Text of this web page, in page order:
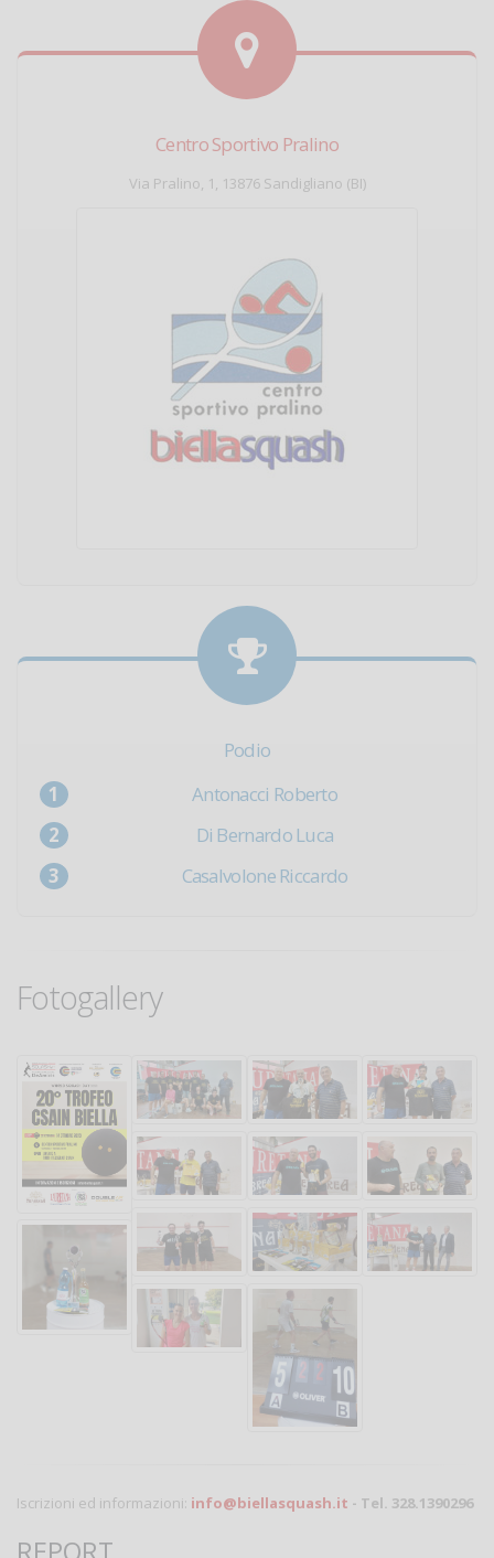
Centro Sportivo Pralino
Via Pralino, 1, 13876 Sandigliano (BI)
Podio
Antonacci Roberto
Di Bernardo Luca
Casalvolone Riccardo
Fotogallery
Iscrizioni ed informazioni: info@biellasquash.it - Tel. 328.1390296